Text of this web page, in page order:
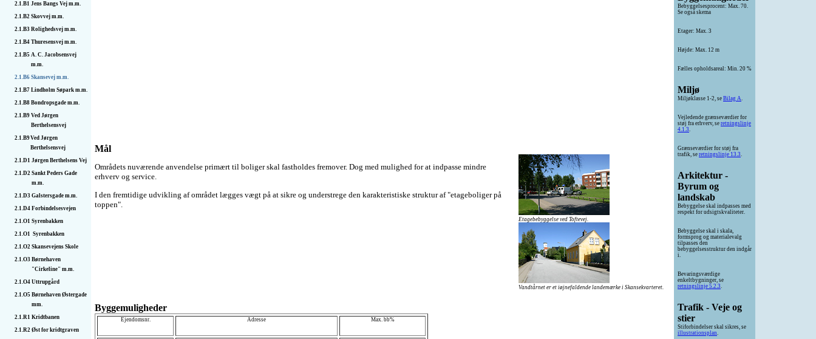
2.1.B1 Jens Bangs Vej m.m.
2.1.B2 Skovvej m.m.
2.1.B3 Rolighedsvej m.m.
2.1.B4 Thuresensvej m.m.
2.1.B5 A. C. Jacob­sensvej
m.m.
2.1.B6 Skansevej m.m.
2.1.B7 Lindholm Søpark m.m.
2.1.B8 Bondropsgade m.m.
2.1.B9 Ved Jørgen
Berthelsensvej
2.1.B9Ved Jørgen
Berthelsensvej
2.1.D1 Jørgen Berthelsens Vej
2.1.D2 Sankt Peders Gade
m.m.
2.1.D3 Galstersgade m.m.
2.1.D4 Forbindel­sesvejen
2.1.O1 Syrenbakken
2.1.O1 Syrenbakken
2.1.O2 Skansevejens Skole
2.1.O3 Børnehaven
"Cirkeline" m.m.
2.1.O4 Uttrupgård
2.1.O5 Børnehaven Østergade
mm.
2.1.R1 Kridtbanen
2.1.R2 Øst for kridtgraven
Mål
Områdets nuværende anvendelse primært til boliger skal fastholdes fremover. Dog med mulighed for at indpasse mindre
erhverv og service.
I den fremtidige udvikling af området lægges vægt på at sikre og understrege den karakteristiske struktur af "etageboliger på
toppen".
Etagebebyggelse ved Toftevej.
Vandtårnet er et iøjnefaldende landemærke i Skansekvarteret.
Byggemuligheder
Ejendomsnr. Adresse Max. bb%
Bebyggelsesprocent: Max. 70.
Se også skema
Etager: Max. 3
Højde: Max. 12 m
Fælles opholdsareal: Min. 20 %
Miljø
Miljøklasse 1-2, se Bilag A
Vejledende grænseværdier for
støj fra erhverv, se retningslinje
4.1.3
Grænseværdier for støj fra
trafik, se retningslinje 13.3
Arkitektur -
Byrum og
landskab
Bebyggelse skal indpasses med
respekt for udsigtskvaliteter.
Bebyggelse skal i skala,
formsprog og materialevalg
tilpasses den
bebyggelsesstruktur den indgår
i.
Bevaringsværdige
enkeltbygninger, se
retningslinje 5.2.3
Trafik - Veje og
stier
Stiforbindelser skal sikres, se
illustrationsplan